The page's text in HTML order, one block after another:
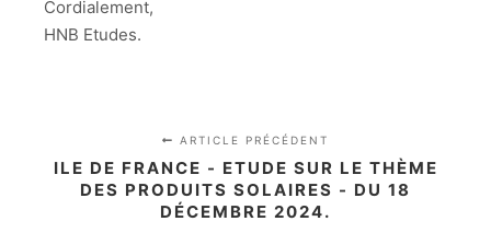
Cordialement,
HNB Etudes.
ARTICLE PRÉCÉDENT
ILE DE FRANCE - ETUDE SUR LE THÈME
DES PRODUITS SOLAIRES - DU 18
DÉCEMBRE 2024.